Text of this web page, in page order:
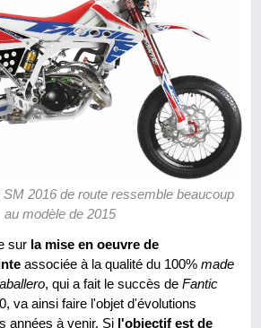
2016 de route ressemble beaucoup
au modèle de 2015
sur la mise en oeuvre de
associée à la qualité du 100% made
, qui a fait le succès de Fantic
va ainsi faire l'objet d'évolutions
années à venir. Si l'objectif est de